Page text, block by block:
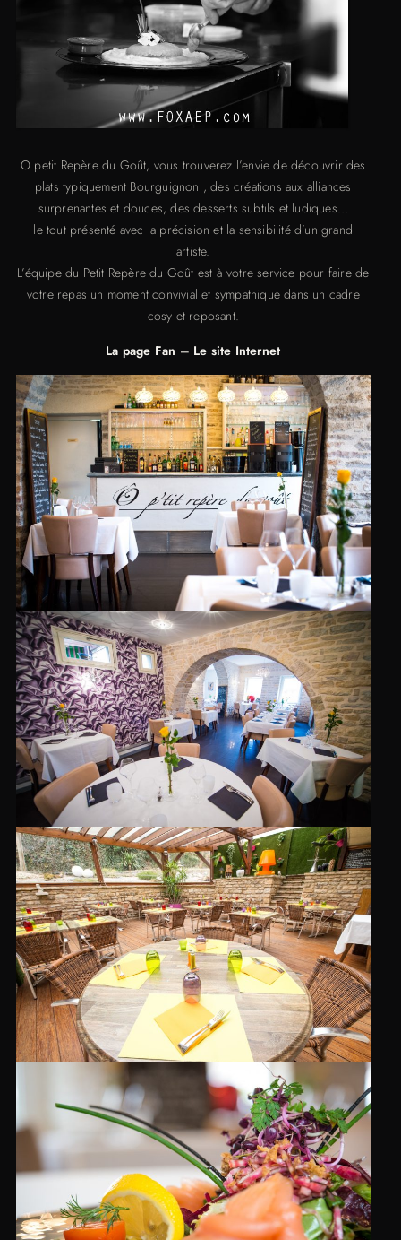
O petit Repère du Goût, vous trouverez l’envie de découvrir des
plats typiquement Bourguignon , des créations aux alliances
surprenantes et douces, des desserts subtils et ludiques…
le tout présenté avec la précision et la sensibilité d’un grand
artiste.
L’équipe du Petit Repère du Goût est à votre service pour faire de
votre repas un moment convivial et sympathique dans un cadre
cosy et reposant.
La page Fan – Le site Internet